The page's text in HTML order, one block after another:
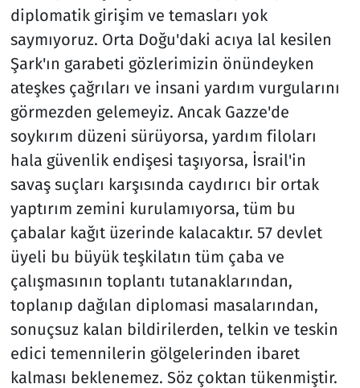
diplomatik girişim ve temasları yok
saymıyoruz. Orta Doğu'daki acıya lal kesilen
Şark'ın garabeti gözlerimizin önündeyken
ateşkes çağrıları ve insani yardım vurgularını
görmezden gelemeyiz. Ancak Gazze'de
soykırım düzeni sürüyorsa, yardım filoları
hala güvenlik endişesi taşıyorsa, İsrail'in
savaş suçları karşısında caydırıcı bir ortak
yaptırım zemini kurulamıyorsa, tüm bu
çabalar kağıt üzerinde kalacaktır. 57 devlet
üyeli bu büyük teşkilatın tüm çaba ve
çalışmasının toplantı tutanaklarından,
toplanıp dağılan diplomasi masalarından,
sonuçsuz kalan bildirilerden, telkin ve teskin
edici temennilerin gölgelerinden ibaret
kalması beklenemez. Söz çoktan tükenmiştir.